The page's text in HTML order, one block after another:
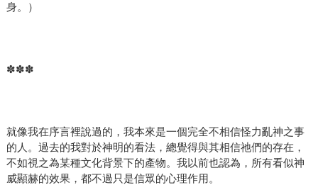
身。）
✽✽✽
就像我在序言裡說過的，我本來是一個完全不相信怪力亂神之事
的人。過去的我對於神明的看法，總覺得與其相信祂們的存在，
不如視之為某種文化背景下的產物。我以前也認為，所有看似神
威顯赫的效果，都不過只是信眾的心理作用。